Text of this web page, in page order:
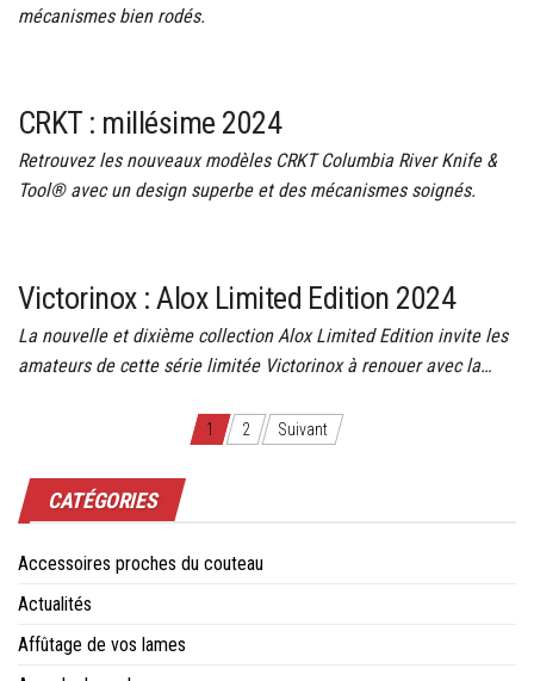
mécanismes bien rodés.
CRKT : millésime 2024
Retrouvez les nouveaux modèles CRKT Columbia River Knife &
Tool® avec un design superbe et des mécanismes soignés.
Victorinox : Alox Limited Edition 2024
La nouvelle et dixième collection Alox Limited Edition invite les
amateurs de cette série limitée Victorinox à renouer avec la…
des
articles
1 2 Suivant
CATÉGORIES
Accessoires proches du couteau
Actualités
Affûtage de vos lames